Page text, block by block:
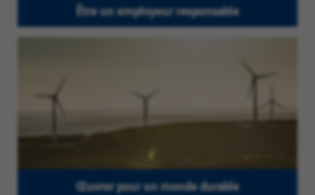
Être un employeur responsable
Œuvrer pour un monde durable